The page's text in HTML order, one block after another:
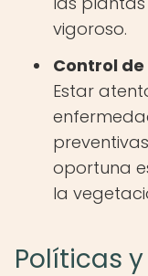
vigoroso.
Control
Estar
oportuna
la
Políticas